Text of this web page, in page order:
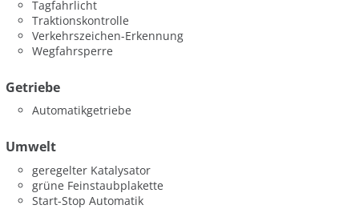
Tagfahrlicht
Traktionskontrolle
Verkehrszeichen-Erkennung
Wegfahrsperre
Getriebe
Automatikgetriebe
Umwelt
geregelter Katalysator
grüne Feinstaubplakette
Start-Stop Automatik